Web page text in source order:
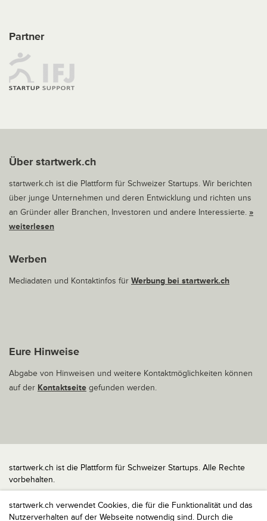
startwerk.ch verwendet Cookies, die für die Funktionalität und das
Nutzerverhalten auf der Webseite notwendig sind. Durch die
Partner
Über startwerk.ch
startwerk.ch ist die Plattform für Schweizer Startups. Wir berichten
über junge Unternehmen und deren Entwicklung und richten uns
an Gründer aller Branchen, Investoren und andere Interessierte. »
weiterlesen
Werben
Mediadaten und Kontaktinfos für Werbung bei startwerk.ch
Eure Hinweise
Abgabe von Hinweisen und weitere Kontaktmöglichkeiten können
auf der Kontaktseite gefunden werden.
startwerk.ch ist die Plattform für Schweizer Startups. Alle Rechte
vorbehalten.
Impressum
Kontakt